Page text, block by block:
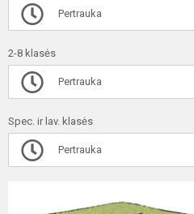
Pertrauka
2-8 klasės
Pertrauka
Spec. ir lav. klasės
Pertrauka